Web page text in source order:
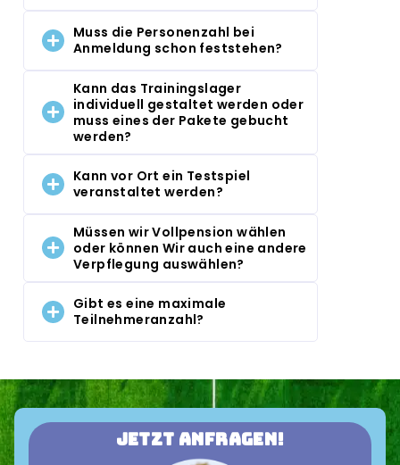
Muss die Personenzahl bei
Anmeldung schon feststehen?
Kann das Trainingslager
individuell gestaltet werden oder
muss eines der Pakete gebucht
werden?
Kann vor Ort ein Testspiel
veranstaltet werden?
Müssen wir Vollpension wählen
oder können Wir auch eine andere
Verpflegung auswählen?
Gibt es eine maximale
Teilnehmeranzahl?
Jetzt anfragen!